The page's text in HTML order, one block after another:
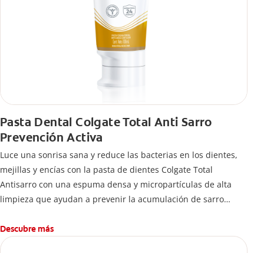
Pasta Dental Colgate Total Anti Sarro
Prevención Activa
Luce una sonrisa sana y reduce las bacterias en los dientes,
mejillas y encías con la pasta de dientes Colgate Total
Antisarro con una espuma densa y micropartículas de alta
limpieza que ayudan a prevenir la acumulación de sarro
Descubre más